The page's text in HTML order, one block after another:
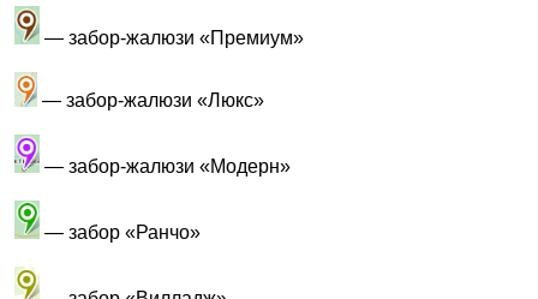
— забор-жалюзи «Премиум»
— забор-жалюзи «Люкс»
— забор-жалюзи «Модерн»
— забор «Ранчо»